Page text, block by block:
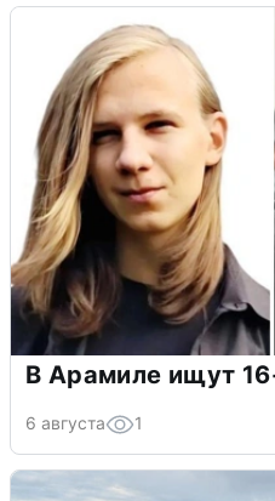
В Арамиле ищут
6 августа 1